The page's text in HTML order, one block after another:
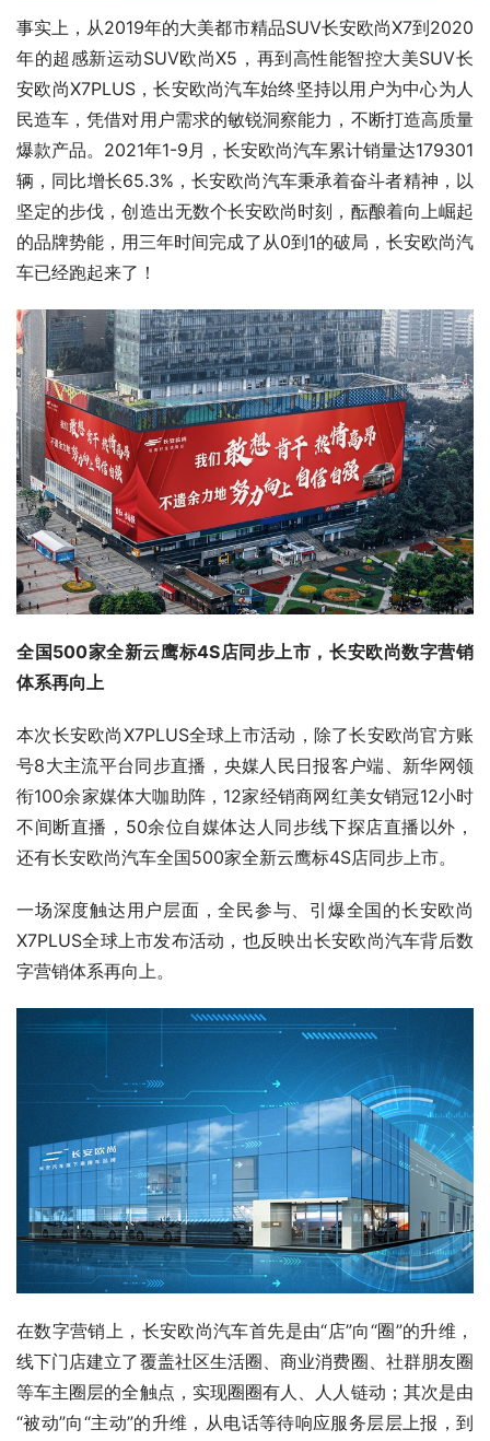
事实上，从2019年的大美都市精品SUV长安欧尚X7到2020
年的超感新运动SUV欧尚X5，再到高性能智控大美SUV长
安欧尚X7PLUS，长安欧尚汽车始终坚持以用户为中心为人
民造车，凭借对用户需求的敏锐洞察能力，不断打造高质量
爆款产品。2021年1-9月，长安欧尚汽车累计销量达179301
辆，同比增长65.3%，长安欧尚汽车秉承着奋斗者精神，以
坚定的步伐，创造出无数个长安欧尚时刻，酝酿着向上崛起
的品牌势能，用三年时间完成了从0到1的破局，长安欧尚汽
车已经跑起来了！
全国500家全新云鹰标4S店同步上市，长安欧尚数字营销
体系再向上
本次长安欧尚X7PLUS全球上市活动，除了长安欧尚官方账
号8大主流平台同步直播，央媒人民日报客户端、新华网领
衔100余家媒体大咖助阵，12家经销商网红美女销冠12小时
不间断直播，50余位自媒体达人同步线下探店直播以外，
还有长安欧尚汽车全国500家全新云鹰标4S店同步上市。
一场深度触达用户层面，全民参与、引爆全国的长安欧尚
X7PLUS全球上市发布活动，也反映出长安欧尚汽车背后数
字营销体系再向上。
在数字营销上，长安欧尚汽车首先是由“店”向“圈”的升维，
线下门店建立了覆盖社区生活圈、商业消费圈、社群朋友圈
等车主圈层的全触点，实现圈圈有人、人人链动；其次是由
“被动”向“主动”的升维，从电话等待响应服务层层上报，到